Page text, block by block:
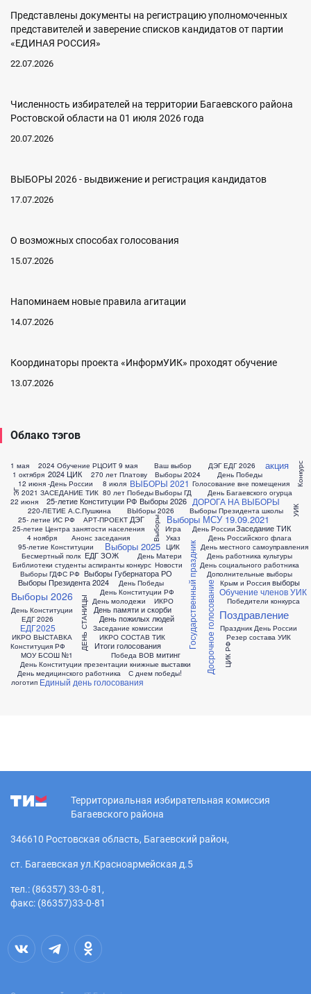
Представлены документы на регистрацию уполномоченных
представителей и заверение списков кандидатов от партии
«ЕДИНАЯ РОССИЯ»
22.07.2026
Численность избирателей на территории Багаевского района
Ростовской области на 01 июля 2026 года
20.07.2026
ВЫБОРЫ 2026 - выдвижение и регистрация кандидатов
17.07.2026
О возможных способах голосования
15.07.2026
Напоминаем новые правила агитации
14.07.2026
Координаторы проекта «ИнформУИК» проходят обучение
13.07.2026
Облако тэгов
1 мая
1 октября
12 июня -День России
2021 ЗАСЕДАНИЕ ТИК
2024 Обучение РЦОИТ
2024 ЦИК
22 июня
220-ЛЕТИЕ А.С.Пушкина
25- летие ИС РФ
25-летие Конституции РФ
25-летие Центра занятости населения
270 лет Платову
4 ноября
8 июля
80 лет Победы
9 мая
95-летие Конституции
АРТ-ПРОЕКТ
Анонс заседания
Бесмертный полк
Библиотеки студенты аспиранты конкурс
ВЫБОРЫ 2021
ВЫборы 2026
Ваш выбор
Выборы
Выборы 2026
Выборы ГДФС РФ
Выборы Президента 2024
Выборы 2024
Выборы 2025
Выборы 2026
Выборы ГД
Выборы Губернатора РО
Выборы МСУ 19.09.2021
Выборы Президента школы
Голосование вне помещения
Государственный праздник
ДЕНЬ СТАНИЦЫ
ДОРОГА НА ВЫБОРЫ
ДЭГ
ДЭГ ЕДГ 2026
День Победы
День Багаевского огурца
День Конституции
День Конституции РФ
День Конституции презентации книжные выставки
День Матери
День Победы
День России
День Российского флага
День медицинского работника
День местного самоуправления
День молодежи
День памяти и скорби
День пожилых людей
День работника культуры
День социального работника
Дополнительные выборы
Досрочное голосование
ЕДГ
ЕДГ 2026
ЕДГ2025
Единый день голосования
ЗОЖ
Заседание ТИК
Заседание комиссии
ИКРО
ИКРО ВЫСТАВКА ИКРО СОСТАВ ТИК
Игра
Итоги голосования
Конкурс
Конституция РФ
Крым и Россия
МОУ БСОШ №1
Новости
Обучение членов УИК
Победа ВОВ
Победители конкурса
Поздравление
Праздник День России
Резер состава УИК
С днем победы!
УИК
Указ
ЦИК
ЦИК РФ
ЭГ
акция
выборы
логотип
митинг
Территориальная избирательная комиссия
Багаевского района
346610 Ростовская область, Багаевский район,
ст. Багаевская ул.Красноармейская д.5
тел.: (86357) 33-0-81,
факс: (86357)33-0-81